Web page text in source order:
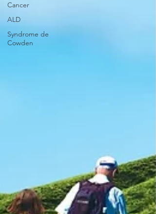
Cancer
ALD
Syndrome de
Cowden